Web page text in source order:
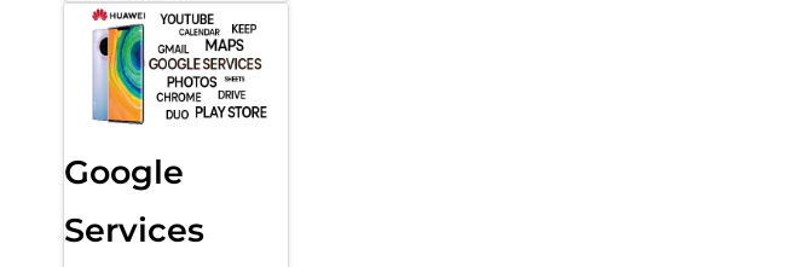
Google
Services